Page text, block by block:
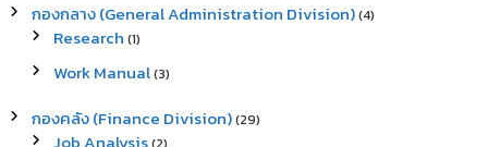
f
กองกลาง (General Administration Division)(4)
Research (1)
Work Manual(3)
กองคลัง (Finance Division)(29)